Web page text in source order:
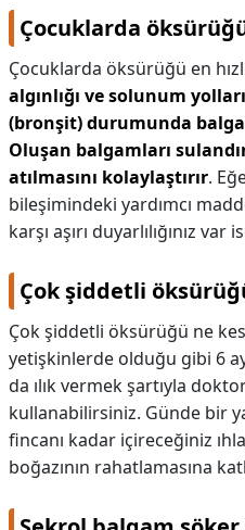
Çocuklarda
Çocuklarda öksürüğü en
algınlığı ve solunum
(bronşit) durumunda
Oluşan balgamları
atılmasını kolaylaştırır.
bileşimindeki yardımcı
karşı aşırı duyarlılığınız var
Çok şiddetli
Çok şiddetli öksürüğü ne
yetişkinlerde olduğu gibi 6
da ılık vermek şartıyla
kullanabilirsiniz. Günde bir
fincanı kadar içireceğiniz
boğazının rahatlamasına